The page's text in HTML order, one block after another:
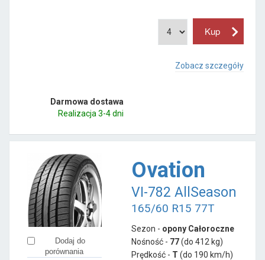
Zobacz szczegóły
Darmowa dostawa
Realizacja 3-4 dni
Dodaj do
porównania
Ovation
VI-782 AllSeason
165/60 R15 77T
Sezon - opony Całoroczne
Nośność - 77(do 412 kg)
Prędkość - T (do 190 km/h)